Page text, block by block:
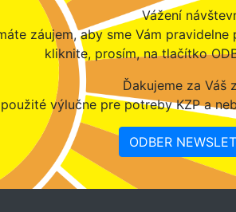
Vážení
záujem, aby sme Vám
kliknite, prosím, na tlačítko
Ďakujeme za Váš
výlučne pre potreby KZP a
ODBER